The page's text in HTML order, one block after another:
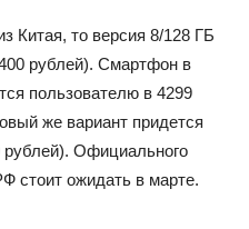
Китая, то версия 8/128 ГБ
рублей). Смартфон в
пользователю в 4299
же вариант придется
Официального
стоит ожидать в марте.